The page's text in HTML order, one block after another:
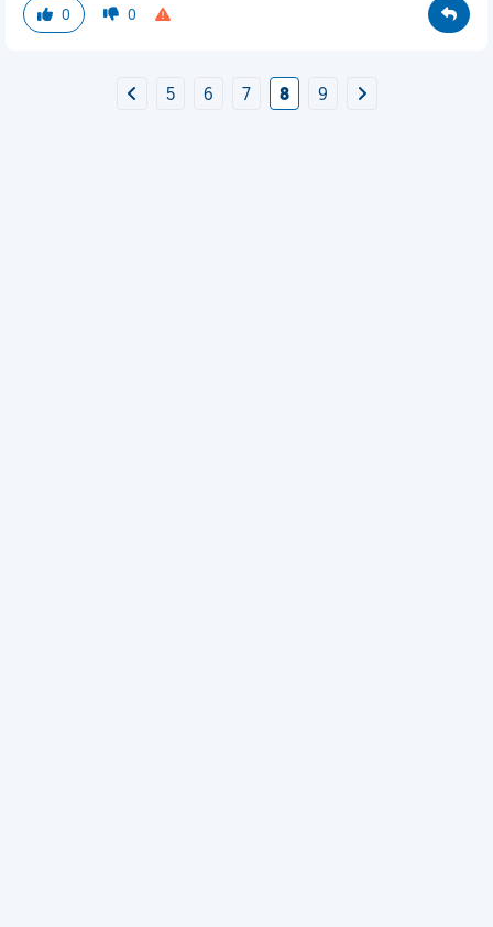
0 0
5 6 7 8 9